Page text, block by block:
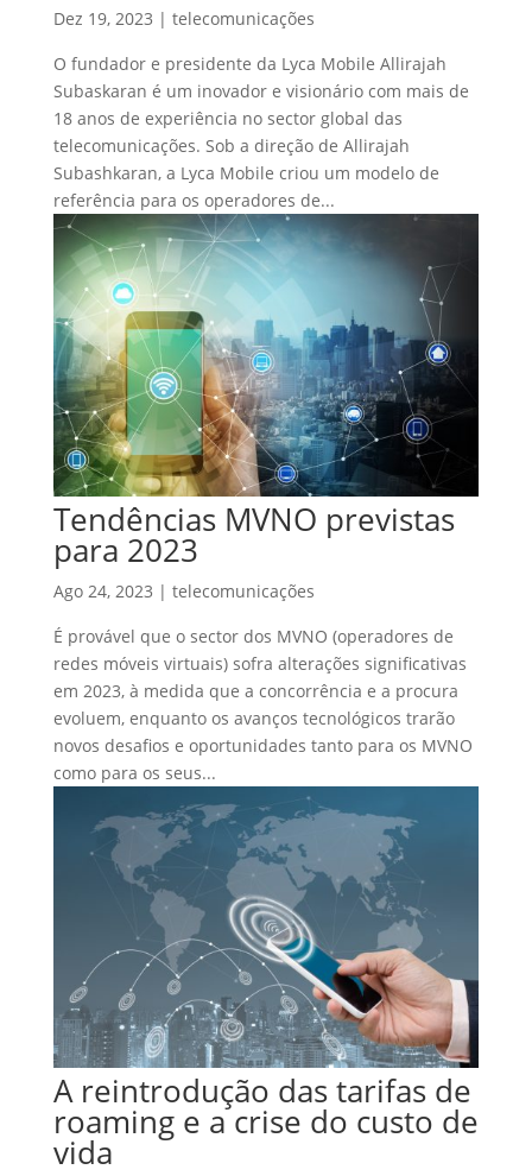
Dez 19, 2023 | telecomunicações
O fundador e presidente da Lyca Mobile Allirajah
Subaskaran é um inovador e visionário com mais de
18 anos de experiência no sector global das
telecomunicações. Sob a direção de Allirajah
Subashkaran, a Lyca Mobile criou um modelo de
referência para os operadores de...
Tendências MVNO previstas
para 2023
Ago 24, 2023 | telecomunicações
É provável que o sector dos MVNO (operadores de
redes móveis virtuais) sofra alterações significativas
em 2023, à medida que a concorrência e a procura
evoluem, enquanto os avanços tecnológicos trarão
novos desafios e oportunidades tanto para os MVNO
como para os seus...
A reintrodução das tarifas de
roaming e a crise do custo de
vida